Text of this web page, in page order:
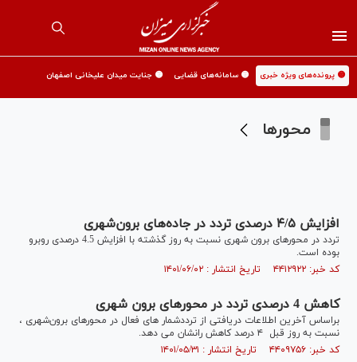
🟡 پرونده‌های ویژه خبری 🟡 سامانه‌های قضایی 🟡 جنایت میدان علیخانی اصفهان
محورها
افزایش ۴/۵ درصدی تردد در جاده‌های برون‌شهری
تردد در محورهای برون شهری نسبت به روز گذشته با افزایش 4.5 درصدی روبرو
بوده است.
کد خبر: ۴۴۱۲۹۲۲ تاریخ انتشار : ۱۴۰۱/۰۶/۰۲
کاهش 4 درصدی تردد در محورهای برون شهری
براساس آخرین اطلاعات دریافتی از ترددشمار های فعال در محورهای برون‌شهری ،
نسبت به روز قبل ۴ درصد کاهش رانشان می دهد.
کد خبر: ۴۴۰۹۷۵۶ تاریخ انتشار : ۱۴۰۱/۰۵/۳۱